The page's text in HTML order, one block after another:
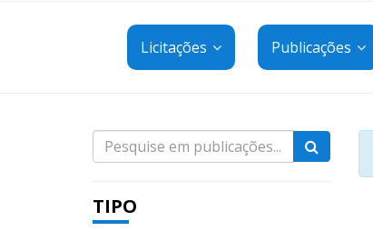
Licitações Publicações
TIPO